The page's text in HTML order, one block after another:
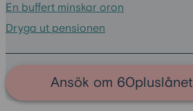
En buffert minskar oron
Dryga ut pensionen
Ansök om 60pluslånet